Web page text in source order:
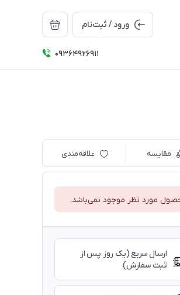
ورود / ثبت‌نام
09364926911
مقایسه علاقه‌مندی
مورد نظر موجود نمی‌باشد.
ارسال سریع (یک روز پس از
ثبت سفارش)